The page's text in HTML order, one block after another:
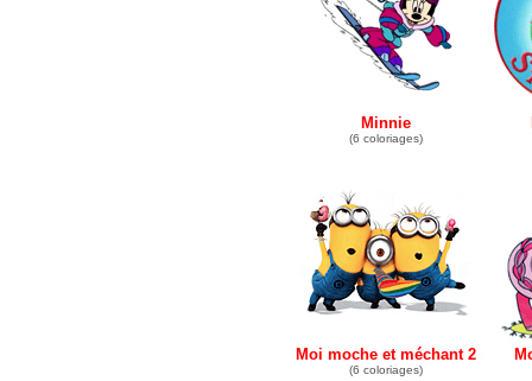
Minnie
(6 coloriages)
Moi moche et méchant 2
(6 coloriages)